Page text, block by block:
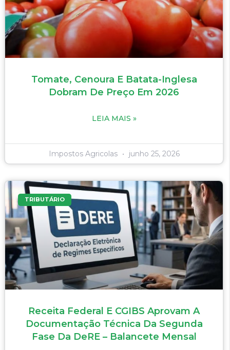
Tomate, Cenoura E Batata-Inglesa
Dobram De Preço Em 2026
LEIA MAIS »
Impostos Agricolas junho 25, 2026
TRIBUTÁRIO
Receita Federal E CGIBS Aprovam A
Documentação Técnica Da Segunda
Fase Da DeRE – Balancete Mensal